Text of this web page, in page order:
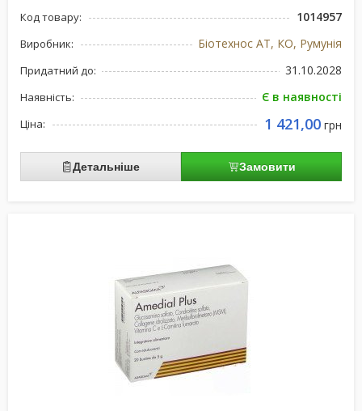
Код товару: 1014957
Виробник: Біотехнос АТ, КО, Румунія
Придатний до: 31.10.2028
Наявність: Є в наявності
Ціна: 1 421,00 грн
Детальніше Замовити